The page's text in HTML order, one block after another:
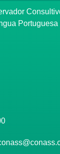
Portuguesa